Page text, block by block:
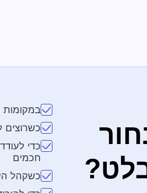
במקומות
כשרוצים
כדי
חכמים
כשקהל